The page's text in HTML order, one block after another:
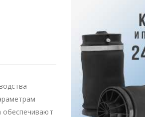
обеспечивают